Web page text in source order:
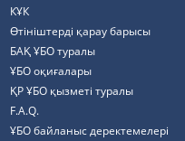
КҰК
Өтініштерді қарау барысы
БАҚ ҰБО туралы
ҰБО оқиғалары
ҚР ҰБО қызметі туралы
F.A.Q.
ҰБО байланыс деректемелерi